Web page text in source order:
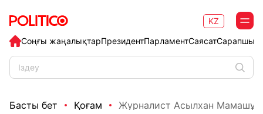
Соңғы жаңалықтарПрезидентПарламентСаясат
KZ
Басты бет Қоғам Журналист Асылхан